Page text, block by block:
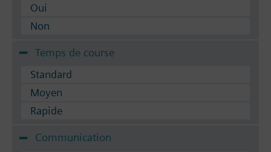
Oui
Non
Temps de course
Standard
Moyen
Rapide
Communication